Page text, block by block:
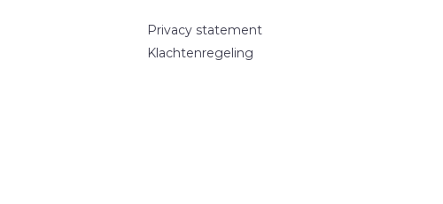
Privacy statement
Klachtenregeling